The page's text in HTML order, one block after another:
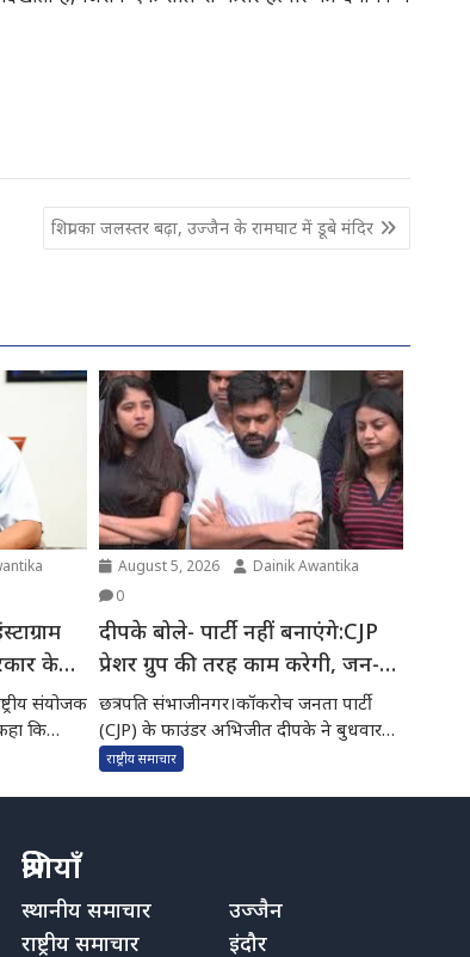
शिप्रा का जलस्तर बढ़ा, उज्जैन के रामघाट में डूबे मंदिर
के
संयोजक
कि
August 5, 2026
Dainik Awantika
0
दीपके बोले- पार्टी नहीं बनाएंगे:CJP
प्रेशर ग्रुप की तरह काम करेगी, जन-
आंदोलन की जरूरत
छत्रपति संभाजीनगर।कॉकरोच जनता पार्टी
(CJP) के फाउंडर अभिजीत दीपके ने बुधवार
को कहा कि CJP फिलहाल...
राष्ट्रीय समाचार
श्रेणियाँ
स्थानीय समाचार
राष्ट्रीय समाचार
उज्जैन
इंदौर